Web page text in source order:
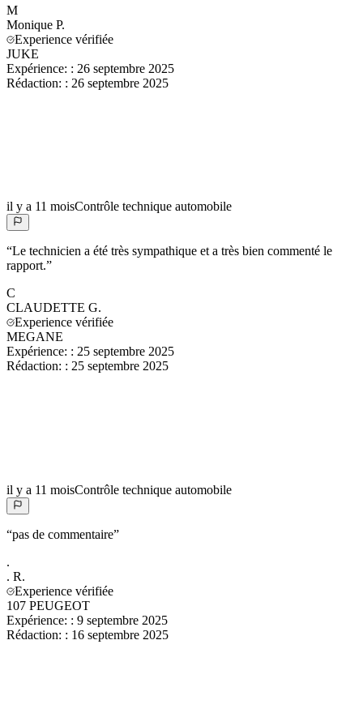
M
Monique P.
Experience vérifiée
JUKE
Expérience: : 26 septembre 2025
Rédaction: : 26 septembre 2025
il y a 11 moisContrôle technique automobile
“Le technicien a été très sympathique et a très bien commenté le
rapport.”
C
CLAUDETTE G.
Experience vérifiée
MEGANE
Expérience: : 25 septembre 2025
Rédaction: : 25 septembre 2025
il y a 11 moisContrôle technique automobile
“pas de commentaire”
.
. R.
Experience vérifiée
107 PEUGEOT
Expérience: : 9 septembre 2025
Rédaction: : 16 septembre 2025